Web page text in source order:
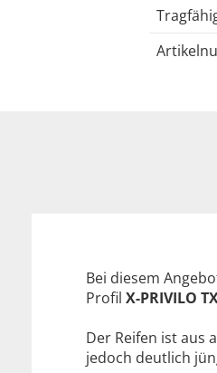
Bei diesem
Profil X-PRIVILO
Der Reifen ist aus
jedoch deutlich